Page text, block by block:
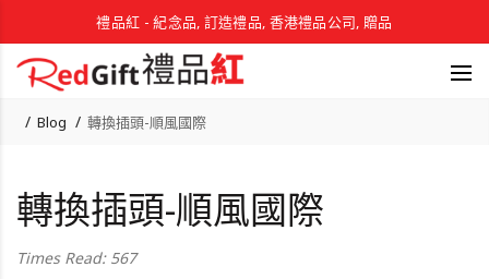
禮品紅 - 紀念品, 訂造禮品, 香港禮品公司, 贈品
Blog 轉換插頭-順風國際
轉換插頭-順風國際
Times Read: 567